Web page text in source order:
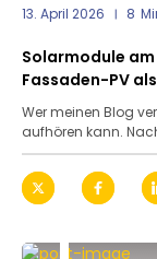
13. April 2026 8
Solarmodule
Fassaden-PV
Wer meinen Blog
aufhören kann.